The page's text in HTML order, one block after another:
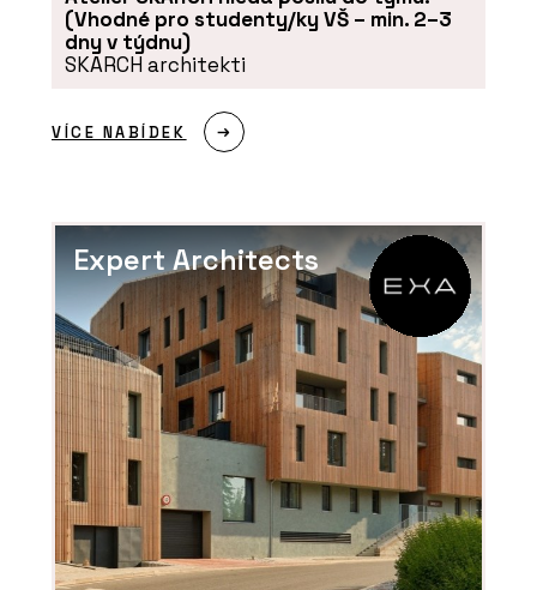
(Vhodné pro studenty/ky VŠ – min. 2–3
dny v týdnu)
SKARCH architekti
VÍCE NABÍDEK
Expert Architects